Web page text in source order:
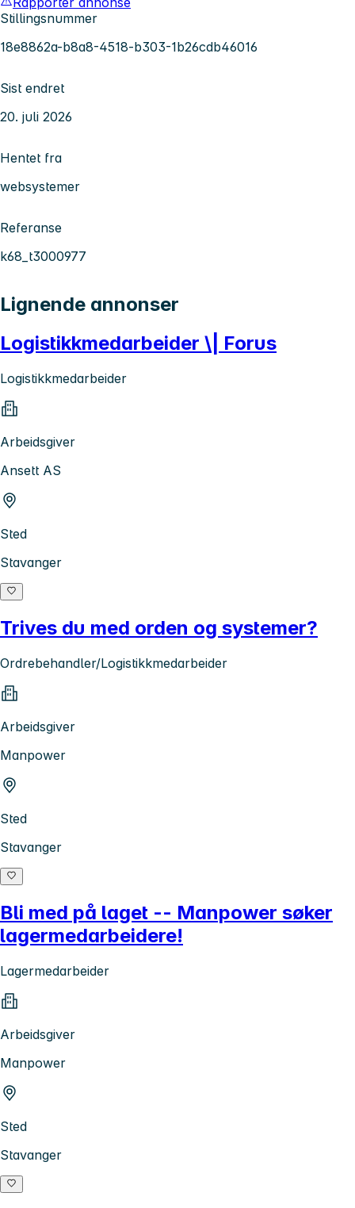
Stillingsnummer
18e8862a-b8a8-4518-b303-1b26cdb46016
Sist endret
20. juli 2026
Hentet fra
websystemer
Referanse
k68_t3000977
Lignende annonser
Logistikkmedarbeider \| Forus
Logistikkmedarbeider
Arbeidsgiver
Ansett AS
Sted
Stavanger
Trives du med orden og systemer?
Ordrebehandler/Logistikkmedarbeider
Arbeidsgiver
Manpower
Sted
Stavanger
Bli med på laget -- Manpower søker
lagermedarbeidere!
Lagermedarbeider
Arbeidsgiver
Manpower
Sted
Stavanger